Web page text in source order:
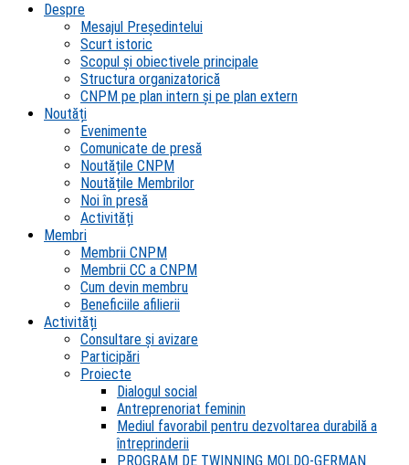
Despre
Mesajul Președintelui
Scurt istoric
Scopul şi obiectivele principale
Structura organizatorică
CNPM pe plan intern şi pe plan extern
Noutăți
Evenimente
Comunicate de presă
Noutățile CNPM
Noutățile Membrilor
Noi în presă
Activități
Membri
Membrii CNPM
Membrii CC a CNPM
Cum devin membru
Beneficiile afilierii
Activități
Consultare și avizare
Participări
Proiecte
Dialogul social
Antreprenoriat feminin
Mediul favorabil pentru dezvoltarea durabilă a
întreprinderii
PROGRAM DE TWINNING MOLDO-GERMAN